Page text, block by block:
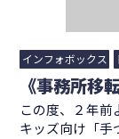
インフォボックス
《事務所移
この度、２年前
キッズ向け「